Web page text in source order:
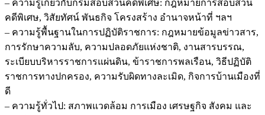
– ความรู้เกี่ยวกับกรมสอบสวนคดีพิเศษ: กฎหมายการสอบสวน
คดีพิเศษ, วิสัยทัศน์ พันธกิจ โครงสร้าง อำนาจหน้าที่ ฯลฯ
– ความรู้พื้นฐานในการปฏิบัติราชการ: กฎหมายข้อมูลข่าวสาร,
การรักษาความลับ, ความปลอดภัยแห่งชาติ, งานสารบรรณ,
ระเบียบบริหารราชการแผ่นดิน, ข้าราชการพลเรือน, วิธีปฏิบัติ
ราชการทางปกครอง, ความรับผิดทางละเมิด, กิจการบ้านเมืองที่
ดี
– ความรู้ทั่วไป: สภาพแวดล้อม การเมือง เศรษฐกิจ สังคม และ